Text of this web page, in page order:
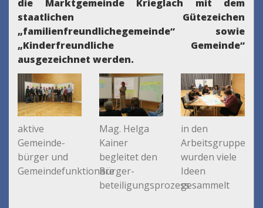
die Marktgemeinde Krieglach mit dem
staatlichen Gütezeichen
„familienfreundlichegemeinde“ sowie
„Kinderfreundliche Gemeinde“
ausgezeichnet werden.
aktive
Gemeinde-
bürger und
Gemeindefunktionäre
Mag. Helga
Kainer
begleitet den
Bürger-
beteiligungsprozess
in den
Arbeitsgruppen
wurden viele
Ideen
gesammelt